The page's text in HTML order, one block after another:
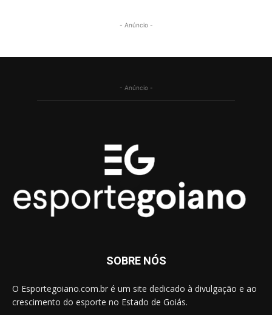
- Anúncio -
- Anúncio -
SOBRE NÓS
O Esportegoiano.com.br é um site dedicado à divulgação e ao
crescimento do esporte no Estado de Goiás.